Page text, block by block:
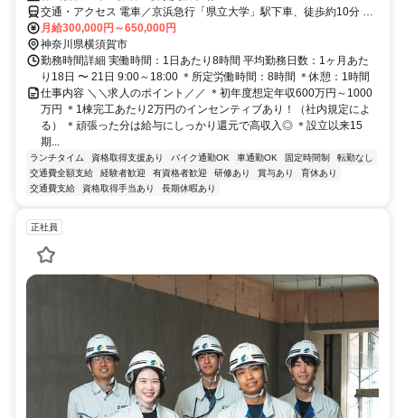
交通・アクセス 電車／京浜急行「県立大学」駅下車、徒歩約10分 車
／横浜横須賀道路「馬堀海岸IC」より横須賀中央方面へ約1.5km
月給300,000円～650,000円
神奈川県横須賀市
勤務時間詳細 実働時間：1日あたり8時間 平均勤務日数：1ヶ月あた
り18日 〜 21日 9:00～18:00 ＊所定労働時間：8時間 ＊休憩：1時間
仕事内容 ＼＼求人のポイント／／ ＊初年度想定年収600万円～1000
万円 ＊1棟完工あたり2万円のインセンティブあり！（社内規定によ
る） ＊頑張った分は給与にしっかり還元で高収入◎ ＊設立以来15
期...
ランチタイム 資格取得支援あり バイク通勤OK 車通勤OK 固定時間制
転勤なし
交通費全額支給
経験者歓迎 有資格者歓迎 研修あり 賞与あり
育休あり
交通費支給
資格取得手当あり 長期休暇あり
正社員